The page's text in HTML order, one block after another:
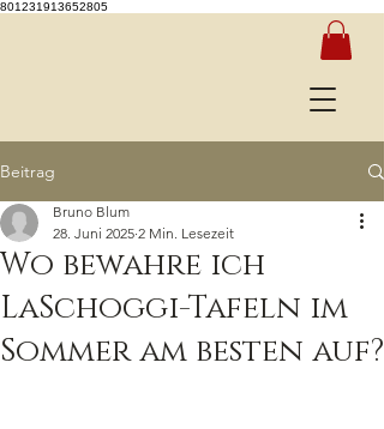
801231913652805
Beitrag
Wo bewahre ich
LaSchoggi-Tafeln im
Sommer am besten auf?
Bruno Blum
28. Juni 2025 2 Min. Lesezeit